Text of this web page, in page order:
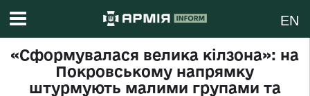
EN
«Сформувалася велика кілзона»: на
Покровському напрямку
штурмують малими групами та